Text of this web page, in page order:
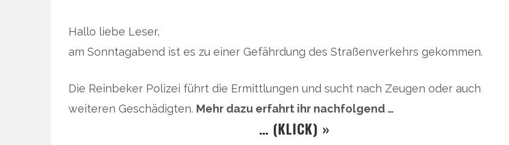
Hallo liebe Leser,
am Sonntagabend ist es zu einer Gefährdung des Straßenverkehrs gekommen.
Die Reinbeker Polizei führt die Ermittlungen und sucht nach Zeugen oder auch
weiteren Geschädigten. Mehr dazu erfahrt ihr nachfolgend …
… (KLICK) »